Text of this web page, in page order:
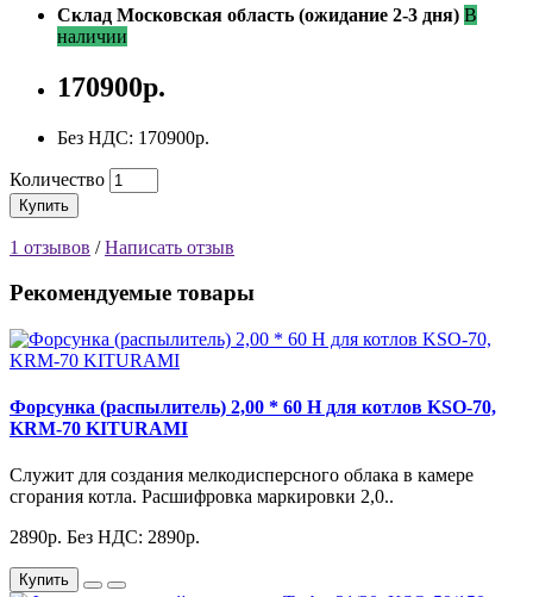
Склад Московская область (ожидание 2-3 дня) В
наличии
170900р.
Без НДС: 170900р.
Количество
Купить
1 отзывов /Написать отзыв
Рекомендуемые товары
Форсунка (распылитель) 2,00 * 60 Н для котлов KSO-70,
KRM-70 KITURAMI
Служит для создания мелкодисперсного облака в камере
сгорания котла. Расшифровка маркировки 2,0..
2890р. Без НДС: 2890р.
Купить